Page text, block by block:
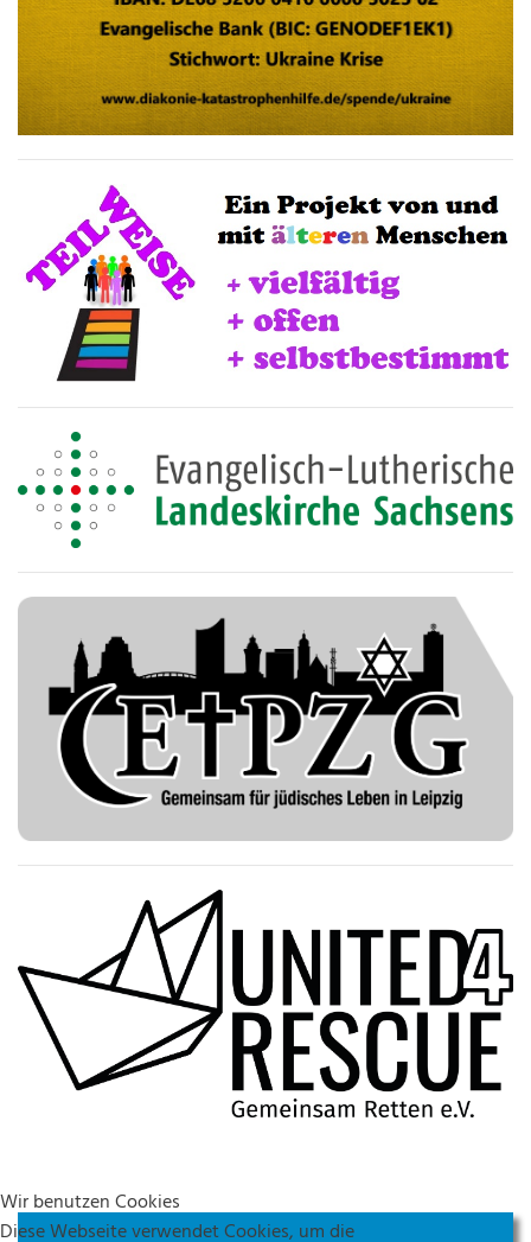
Wir benutzen Cookies
Diese Webseite verwendet Cookies, um die